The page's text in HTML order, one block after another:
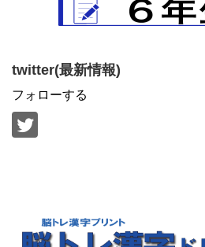
twitter(最新情報)
フォローする